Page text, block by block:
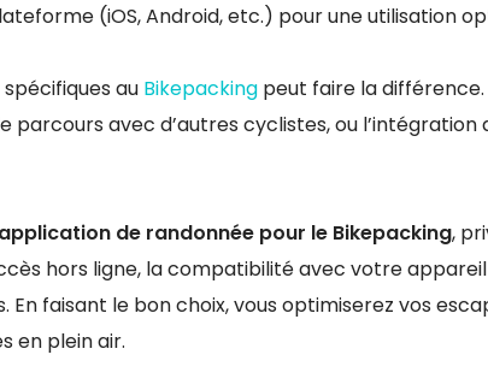
(iOS, Android, etc.) pour une utilisation
au Bikepacking peut faire la
parcours avec d’autres cyclistes, ou l’intégration
de randonnée pour le Bikepacking,
hors ligne, la compatibilité avec votre
faisant le bon choix, vous optimiserez vos
en plein air.